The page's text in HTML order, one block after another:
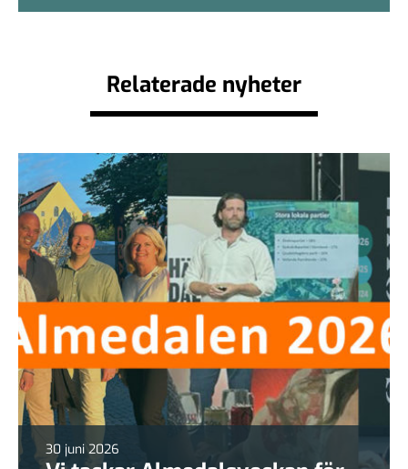
Relaterade nyheter
30 juni 2026